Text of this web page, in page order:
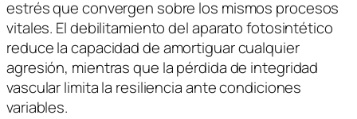
estrés que convergen sobre los mismos procesos
vitales. El debilitamiento del aparato fotosintético
reduce la capacidad de amortiguar cualquier
agresión, mientras que la pérdida de integridad
vascular limita la resiliencia ante condiciones
variables.